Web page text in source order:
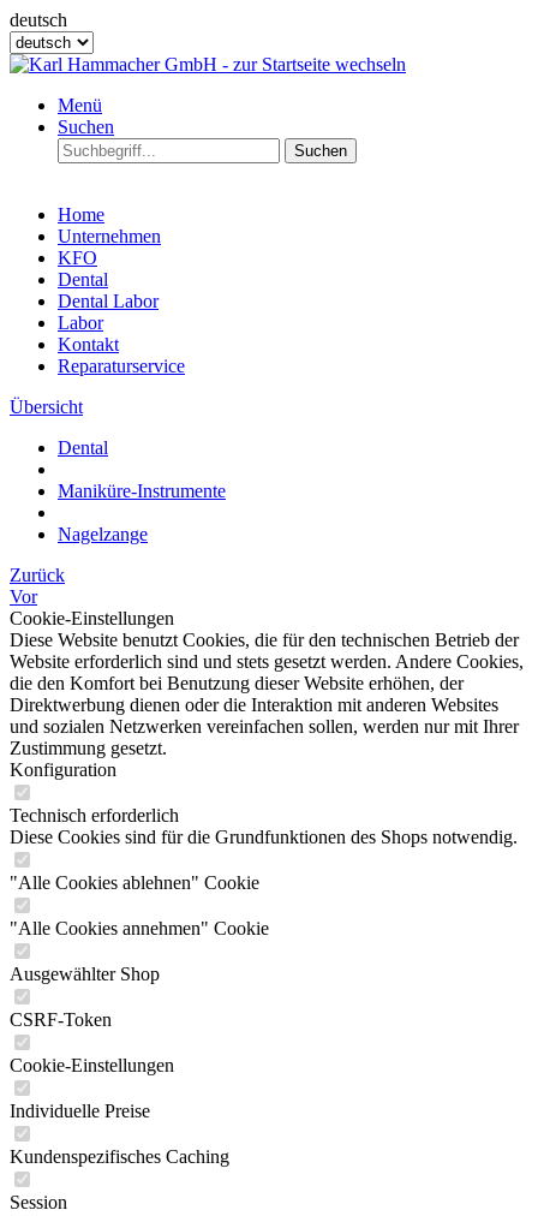
deutsch
Menü
Suchen
Suchen
Home
Unternehmen
KFO
Dental
Dental Labor
Labor
Kontakt
Reparaturservice
Übersicht
Dental
Maniküre-Instrumente
Nagelzange
Zurück
Vor
Cookie-Einstellungen
Diese Website benutzt Cookies, die für den technischen Betrieb der
Website erforderlich sind und stets gesetzt werden. Andere Cookies,
die den Komfort bei Benutzung dieser Website erhöhen, der
Direktwerbung dienen oder die Interaktion mit anderen Websites
und sozialen Netzwerken vereinfachen sollen, werden nur mit Ihrer
Zustimmung gesetzt.
Konfiguration
Technisch erforderlich
Diese Cookies sind für die Grundfunktionen des Shops notwendig.
"Alle Cookies ablehnen" Cookie
"Alle Cookies annehmen" Cookie
Ausgewählter Shop
CSRF-Token
Cookie-Einstellungen
Individuelle Preise
Kundenspezifisches Caching
Session